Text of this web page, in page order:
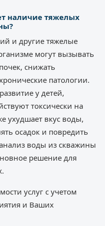
наличие тяжелых
и другие тяжелые
могут вызывать
снижать
патологии.
у детей,
токсически на
ухудшает вкус воды,
осадок и повредить
воды из скважины
решение для
услуг с учетом
и Ваших